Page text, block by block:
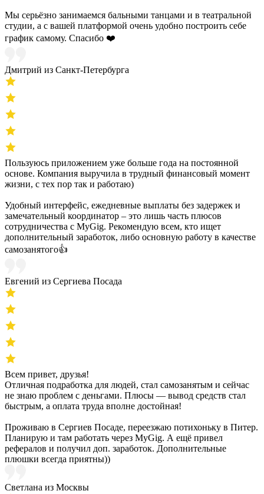
Мы серьёзно занимаемся бальными танцами и в театральной
студии, а с вашей платформой очень удобно построить себе
график самому. Спасибо ❤️
Дмитрий из Санкт-Петербурга
Пользуюсь приложением уже больше года на постоянной
основе. Компания выручила в трудный финансовый момент
жизни, с тех пор так и работаю)
Удобный интерфейс, ежедневные выплаты без задержек и
замечательный координатор – это лишь часть плюсов
сотрудничества с MyGig. Рекомендую всем, кто ищет
дополнительный заработок, либо основную работу в качестве
самозанятого👍
Евгений из Сергиева Посада
Всем привет, друзья!
Отличная подработка для людей, стал самозанятым и сейчас
не знаю проблем с деньгами. Плюсы — вывод средств стал
быстрым, а оплата труда вполне достойная!
Проживаю в Сергиев Посаде, переезжаю потихоньку в Питер.
Планирую и там работать через MyGig. А ещё привел
рефералов и получил доп. заработок. Дополнительные
плюшки всегда приятны))
Светлана из Москвы